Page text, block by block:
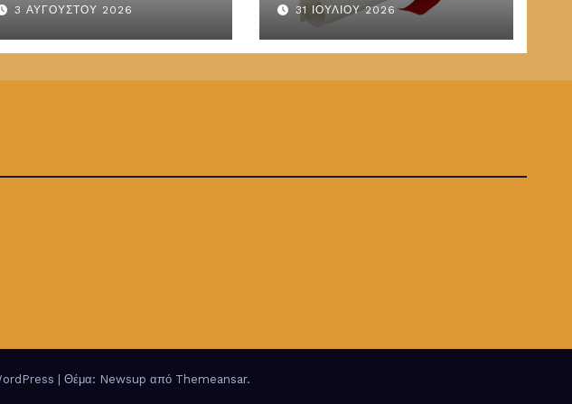
ΠΟΜΗΤΕΔΥ
3 ΑΥΓΟΎΣΤΟΥ 2026
παραμένουν στις
καλένδες
31 ΙΟΥΛΊΟΥ 2026
Θέμα: Newsup από Themeansar.